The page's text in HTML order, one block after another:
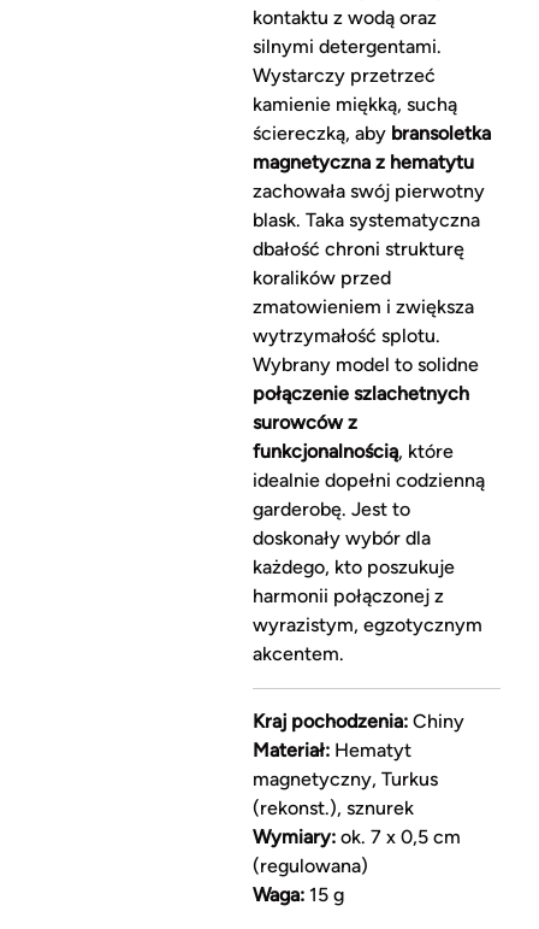
kontaktu z wodą oraz
silnymi detergentami.
Wystarczy przetrzeć
kamienie miękką, suchą
ściereczką, aby bransoletka
magnetyczna z hematytu
zachowała swój pierwotny
blask. Taka systematyczna
dbałość chroni strukturę
koralików przed
zmatowieniem i zwiększa
wytrzymałość splotu.
Wybrany model to solidne
połączenie szlachetnych
surowców z
funkcjonalnością, które
idealnie dopełni codzienną
garderobę. Jest to
doskonały wybór dla
każdego, kto poszukuje
harmonii połączonej z
wyrazistym, egzotycznym
akcentem.
Kraj pochodzenia:Chiny
Materiał:Hematyt
magnetyczny, Turkus
(rekonst.), sznurek
Wymiary:ok. 7 x 0,5 cm
(regulowana)
Waga:15 g